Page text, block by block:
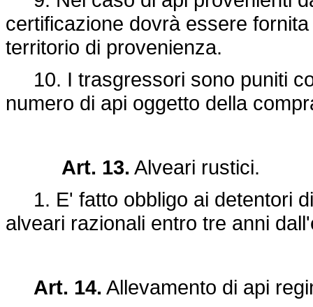
certificazione dovrà essere
territorio di provenienza.
10. I trasgressori sono puniti
numero di api oggetto della
Art. 13. Alveari rustici.
1. E' fatto obbligo ai detentori
alveari razionali entro tre anni
Art. 14. Allevamento di api